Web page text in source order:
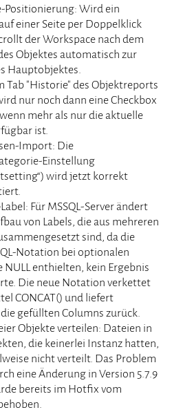
Positionierung: Wird ein
einer Seite per Doppelklick
der Workspace nach dem
Objektes automatisch zur
Hauptobjektes.
Tab "Historie" des Objektreports
nur noch dann eine Checkbox
mehr als nur die aktuelle
ist.
Import: Die
Einstellung
wird jetzt korrekt
Für MSSQL-Server ändert
von Labels, die aus mehreren
sind, da die
Notation bei optionalen
NULL enthielten, kein Ergebnis
Die neue Notation verkettet
CONCAT() und liefert
gefüllten Columns zurück.
Objekte verteilen: Dateien in
die keinerlei Instanz hatten,
nicht verteilt. Das Problem
eine Änderung in Version 5.7.9
bereits im Hotfix vom